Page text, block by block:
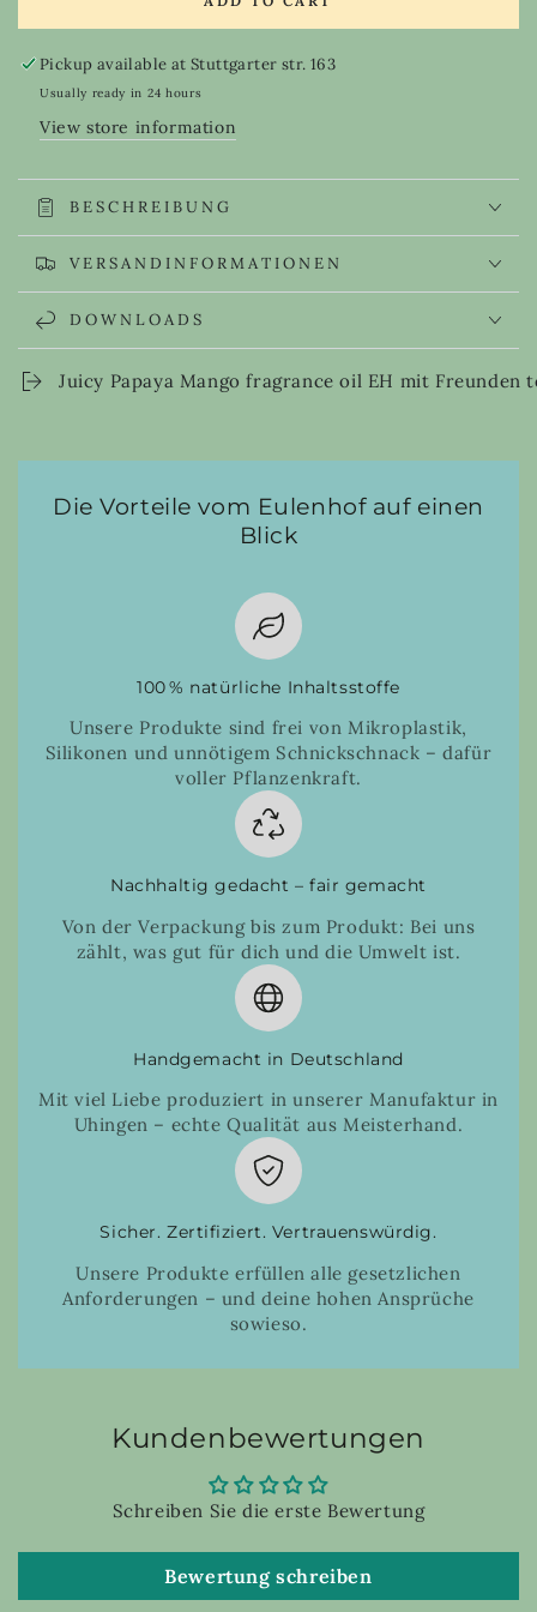
Papaya
Mango
oil
Papaya
Mango
oil
Pickup available atStuttgarter str. 163
Usually ready in 24 hours
View store information
BESCHREIBUNG
VERSANDINFORMATIONEN
DOWNLOADS
Juicy Papaya Mango fragrance oil EH mit Freunden
Die Vorteile vom Eulenhof auf einen
Blick
100 % natürliche Inhaltsstoffe
Unsere Produkte sind frei von Mikroplastik,
Silikonen und unnötigem Schnickschnack – dafür
voller Pflanzenkraft.
Nachhaltig gedacht – fair gemacht
Von der Verpackung bis zum Produkt: Bei uns
zählt, was gut für dich und die Umwelt ist.
Handgemacht in Deutschland
Mit viel Liebe produziert in unserer Manufaktur in
Uhingen – echte Qualität aus Meisterhand.
Sicher. Zertifiziert. Vertrauenswürdig.
Unsere Produkte erfüllen alle gesetzlichen
Anforderungen – und deine hohen Ansprüche
sowieso.
Kundenbewertungen
Schreiben Sie die erste Bewertung
Bewertung schreiben